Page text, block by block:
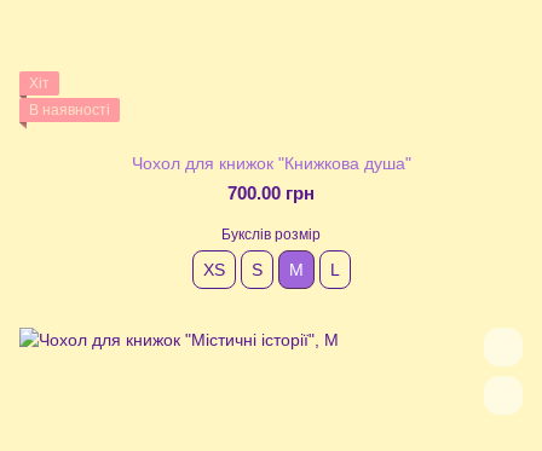
Хіт
В наявності
Чохол для книжок "Книжкова душа"
700.00 грн
Букслів розмір
XS S М L